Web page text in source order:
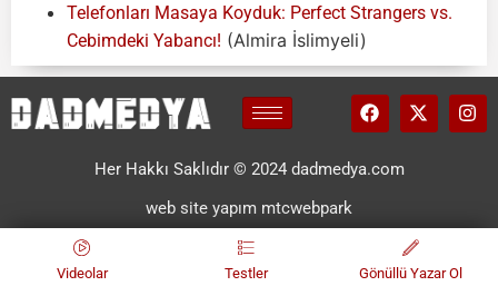
Telefonları Masaya Koyduk: Perfect Strangers vs.
Cebimdeki Yabancı! (Almira İslimyeli)
Her Hakkı Saklıdır © 2024 dadmedya.com
web site yapım mtcwebpark
Videolar Testler Gönüllü Yazar Ol